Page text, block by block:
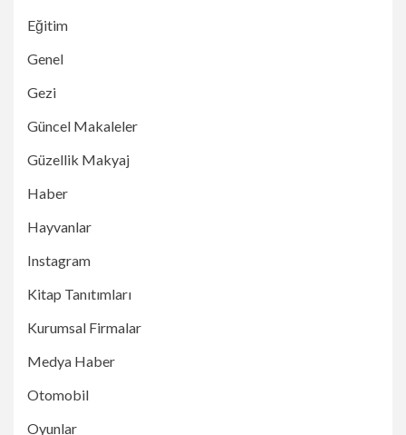
Eğitim
Genel
Gezi
Güncel Makaleler
Güzellik Makyaj
Haber
Hayvanlar
Instagram
Kitap Tanıtımları
Kurumsal Firmalar
Medya Haber
Otomobil
Oyunlar